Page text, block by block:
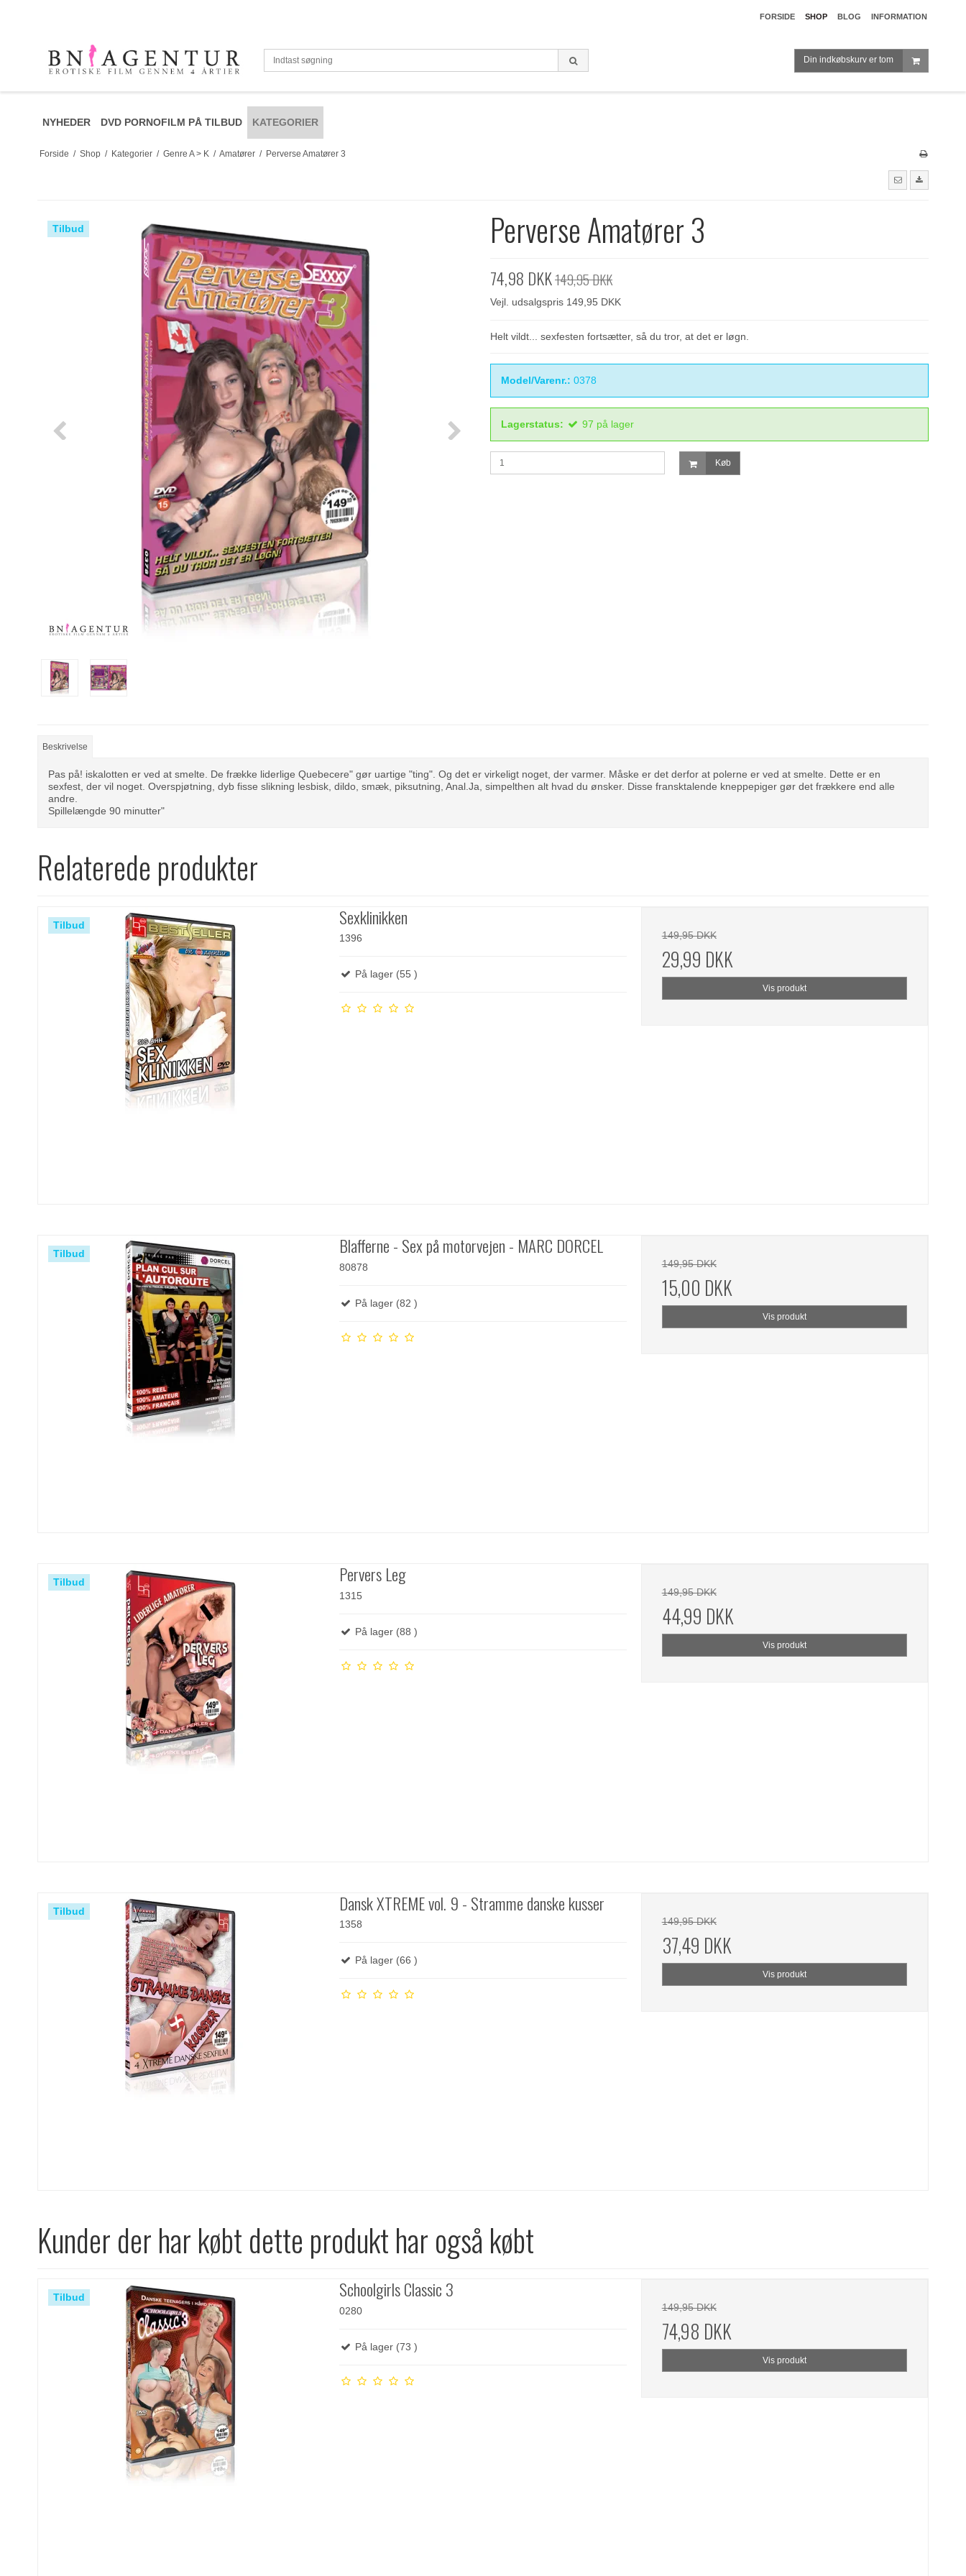
FORSIDE SHOP BLOG INFORMATION
Din indkøbskurv er tom
NYHEDER DVD PORNOFILM PÅ TILBUD KATEGORIER
Forside / Shop / Kategorier / Genre A > K / Amatører / Perverse Amatører 3
Tilbud Perverse Amatører 3
74,98 DKK149,95 DKK
Vejl. udsalgspris 149,95 DKK
Helt vildt... sexfesten fortsætter, så du tror, at det er løgn.
Model/Varenr.: 0378
Lagerstatus: 97 på lager
Køb
Beskrivelse
Pas på! iskalotten er ved at smelte. De frække liderlige Quebecere" gør uartige "ting". Og det er virkeligt noget, der varmer. Måske er det derfor at polerne er ved at smelte. Dette er en
sexfest, der vil noget. Overspjøtning, dyb fisse slikning lesbisk, dildo, smæk, piksutning, Anal.Ja, simpelthen alt hvad du ønsker. Disse fransktalende kneppepiger gør det frækkere end alle
andre.
Spillelængde 90 minutter"
Relaterede produkter
Tilbud Sexklinikken
1396
På lager (55 )
149,95 DKK
29,99 DKK
Vis produkt
Tilbud Blafferne - Sex på motorvejen - MARC DORCEL
80878
På lager (82 )
149,95 DKK
15,00 DKK
Vis produkt
Tilbud Pervers Leg
1315
På lager (88 )
149,95 DKK
44,99 DKK
Vis produkt
Tilbud Dansk XTREME vol. 9 - Stramme danske kusser
1358
På lager (66 )
149,95 DKK
37,49 DKK
Vis produkt
Kunder der har købt dette produkt har også købt
Tilbud Schoolgirls Classic 3
0280
På lager (73 )
149,95 DKK
74,98 DKK
Vis produkt